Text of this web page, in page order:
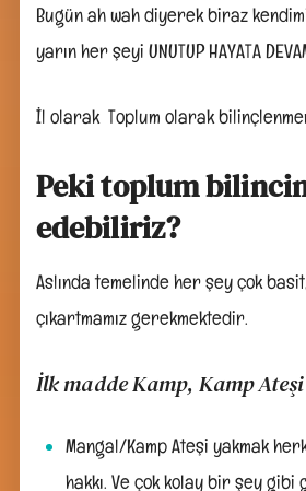
Bugün ah wah diyerek biraz
yarın her şeyi UNUTUP HAYATA
İl olarak Toplum olarak
Peki toplum
edebiliriz?
Aslında temelinde her şey çok
çıkartmamız gerekmektedir.
İlk madde Kamp, Kamp
Mangal/Kamp Ateşi yakmak
hakkı. Ve çok kolay bir şey gibi